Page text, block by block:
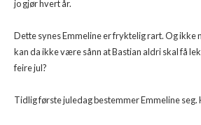
jo gjør hvert år.
Dette synes Emmeline er fryktelig rart. Og ikke
kan da ikke være sånn at Bastian aldri skal få
feire jul?
Tidlig første juledag bestemmer Emmeline seg.